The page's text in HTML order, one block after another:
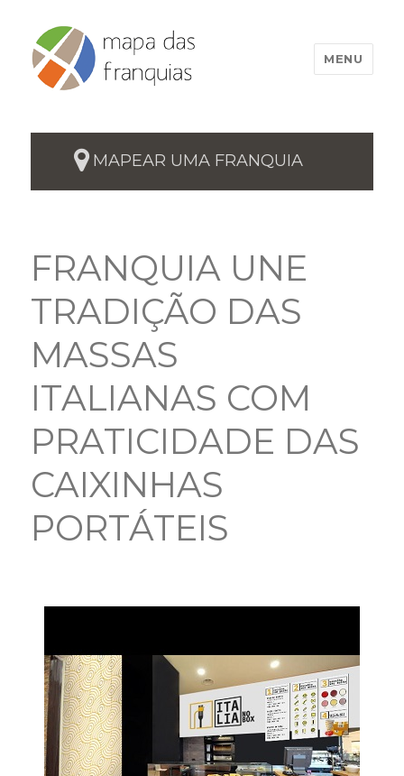
MENU
MAPEAR UMA FRANQUIA
FRANQUIA UNE
TRADIÇÃO DAS
MASSAS
ITALIANAS COM
PRATICIDADE DAS
CAIXINHAS
PORTÁTEIS